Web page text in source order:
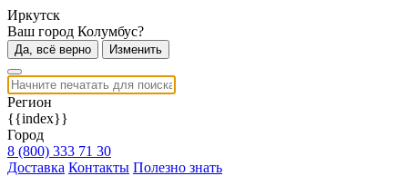
Иркутск
Ваш город Колумбус?
Да, всё верно Изменить
Регион
{{index}}
Город
8 (800) 333 71 30
Доставка Контакты Полезно знать